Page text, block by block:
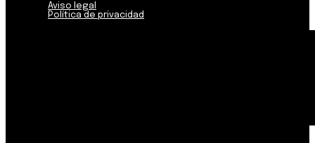
Aviso legal
Política de privacidad